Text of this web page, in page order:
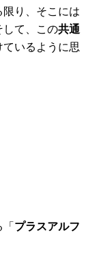
り、そこには
して、この共通
いるように思
プラスアルフ